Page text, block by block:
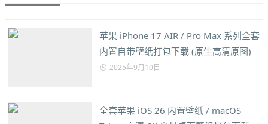
苹果 iPhone 17 AIR / Pro Max 系列全套
内置自带壁纸打包下载 (原生高清原图)
2025年9月10日
全套苹果 iOS 26 内置壁纸 / macOS